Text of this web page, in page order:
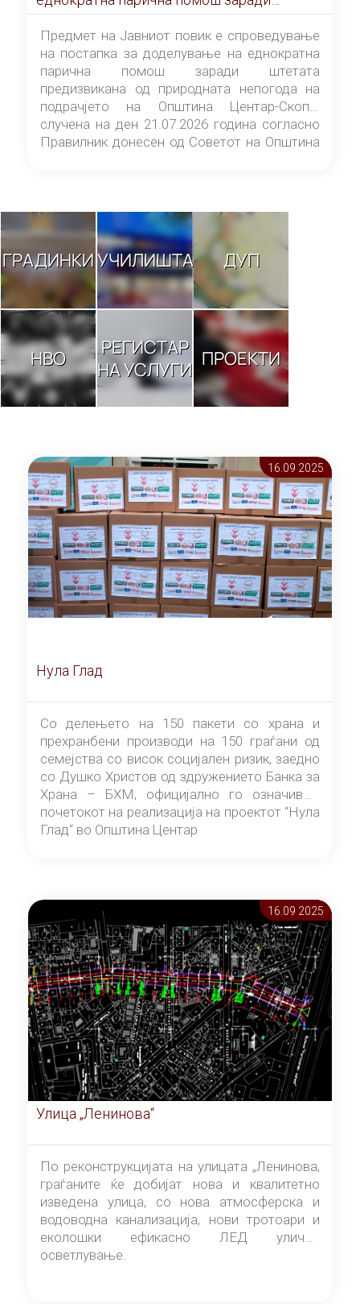
штетата предизвикана од природната
непогода на подрачјето на Општина
Центар-Скопје случена на ден 21.07.2026
година
Предмет на Јавниот повик е спроведување
на постапка за доделување на еднократна
парична помош заради штетата
предизвикана од природната непогода на
подрачјето на Општина Центар-Скопје
случена на ден 21.07.2026 година согласно
Правилник донесен од Советот на Општина
ГРАДИНКИУЧИЛИШТА ДУП
НВО
РЕГИСТАР
НА УСЛУГИ ПРОЕКТИ
16.09 2025
Нула Глад
Со делењето на 150 пакети со храна и
прехранбени производи на 150 граѓани од
семејства со висок социјален ризик, заедно
со Душко Христов од здружението Банка за
Храна – БХМ, официјално го означивме
почетокот на реализација на проектот “Нула
Глад“ во Општина Центар
16.09 2025
Улица „Ленинова“
По реконструкцијата на улицата „Ленинова,
граѓаните ќе добијат нова и квалитетно
изведена улица, со нова атмосферска и
водоводна канализација, нови тротоари и
еколошки ефикасно ЛЕД улично
осветлување.